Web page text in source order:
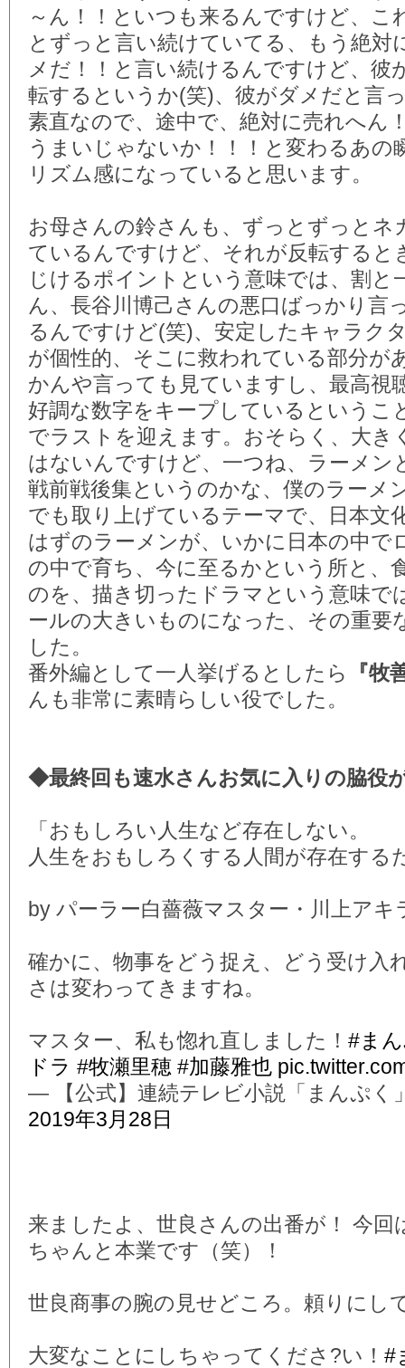
～ん！！といつも来るんですけど、こ
とずっと言い続けていてる、もう絶対
メだ！！と言い続けるんですけど、彼
転するというか(笑)、彼がダメだと言
素直なので、途中で、絶対に売れへん
うまいじゃないか！！！と変わるあの
リズム感になっていると思います。
お母さんの鈴さんも、ずっとずっとネ
ているんですけど、それが反転すると
じけるポイントという意味では、割と
ん、長谷川博己さんの悪口ばっかり言
るんですけど(笑)、安定したキャラク
が個性的、そこに救われている部分が
かんや言っても見ていますし、最高視
好調な数字をキープしているというこ
でラストを迎えます。おそらく、大き
はないんですけど、一つね、ラーメン
戦前戦後集というのかな、僕のラーメ
でも取り上げているテーマで、日本文
はずのラーメンが、いかに日本の中で
の中で育ち、今に至るかという所と、
のを、描き切ったドラマという意味で
ールの大きいものになった、その重要
した。
番外編として一人挙げるとしたら
『牧
んも非常に素晴らしい役でした。
◆最終回も速水さんお気に入りの脇役
「おもしろい人生など存在しない。
人生をおもしろくする人間が存在する
by パーラー白薔薇マスター・川上アキ
確かに、物事をどう捉え、どう受け入
さは変わってきますね。
マスター、私も惚れ直しました！ #ま
ドラ #牧瀬里穂 #加藤雅也
— 【公式】連続テレビ小説「まんぷく
2019年3月28日
来ましたよ、世良さんの出番が！ 今回
ちゃんと本業です（笑）！
世良商事の腕の見せどころ。頼りにし
大変なことにしちゃってくださ?い！ #